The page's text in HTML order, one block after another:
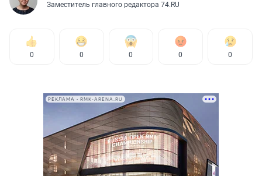
Заместитель главного редактора 74.RU
0 0 0 0 0
РЕКЛАМА • RMK-ARENA.RU